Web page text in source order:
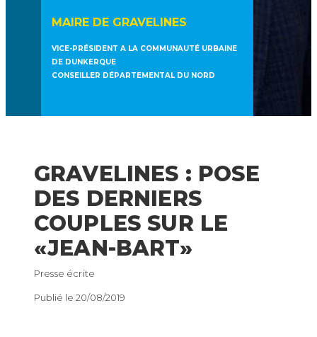
MAIRE DE GRAVELINES
VICE-PRÉSIDENT A LA COMMUNAUTÉ URBAINE
DE DUNKERQUE
CONSEILLER DÉPARTEMENTAL DU NORD
GRAVELINES : POSE
DES DERNIERS
COUPLES SUR LE
«JEAN-BART»
Presse écrite
Publié le 20/08/2019